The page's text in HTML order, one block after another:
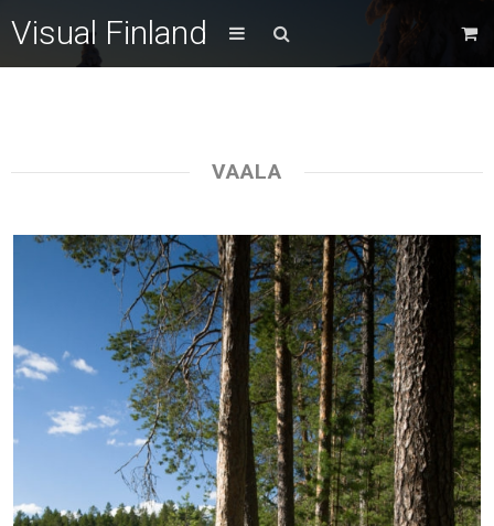
Visual Finland
VAALA